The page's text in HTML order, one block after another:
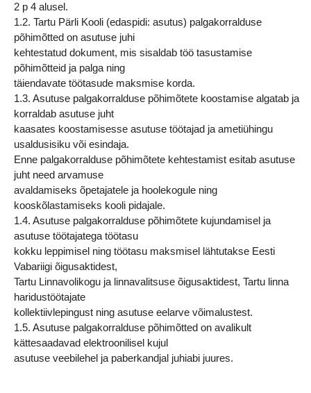
2 p 4 alusel.
1.2. Tartu Pärli Kooli (edaspidi: asutus) palgakorralduse
põhimõtted on asutuse juhi
kehtestatud dokument, mis sisaldab töö tasustamise
põhimõtteid ja palga ning
täiendavate töötasude maksmise korda.
1.3. Asutuse palgakorralduse põhimõtete koostamise algatab ja
korraldab asutuse juht
kaasates koostamisesse asutuse töötajad ja ametiühingu
usaldusisiku või esindaja.
Enne palgakorralduse põhimõtete kehtestamist esitab asutuse
juht need arvamuse
avaldamiseks õpetajatele ja hoolekogule ning
kooskõlastamiseks kooli pidajale.
1.4. Asutuse palgakorralduse põhimõtete kujundamisel ja
asutuse töötajatega töötasu
kokku leppimisel ning töötasu maksmisel lähtutakse Eesti
Vabariigi õigusaktidest,
Tartu Linnavolikogu ja linnavalitsuse õigusaktidest, Tartu linna
haridustöötajate
kollektiivlepingust ning asutuse eelarve võimalustest.
1.5. Asutuse palgakorralduse põhimõtted on avalikult
kättesaadavad elektroonilisel kujul
asutuse veebilehel ja paberkandjal juhiabi juures.